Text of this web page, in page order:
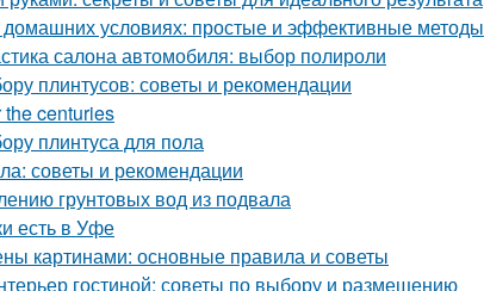
домашних условиях: простые и эффективные методы
салона автомобиля: выбор полироли
плинтусов: советы и рекомендации
centuries
плинтуса для пола
советы и рекомендации
грунтовых вод из подвала
есть в Уфе
картинами: основные правила и советы
гостиной: советы по выбору и размещению